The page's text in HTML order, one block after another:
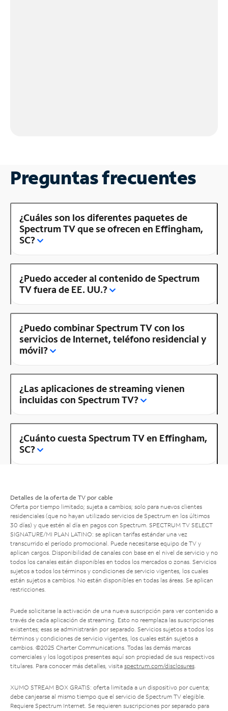
Preguntas frecuentes
¿Cuáles son los diferentes paquetes de
Spectrum TV que se ofrecen en Effingham,
SC?
¿Puedo acceder al contenido de Spectrum
TV fuera de EE. UU.?
¿Puedo combinar Spectrum TV con los
servicios de Internet, teléfono residencial y
móvil?
¿Las aplicaciones de streaming vienen
incluidas con Spectrum TV?
¿Cuánto cuesta Spectrum TV en Effingham,
SC?
Detalles de la oferta de TV por cable
Oferta por tiempo limitado; sujeta a cambios; solo para nuevos clientes
residenciales (que no hayan utilizado servicios de Spectrum en los últimos
30 días) y que estén al día en pagos con Spectrum. SPECTRUM TV SELECT
SIGNATURE/MI PLAN LATINO: se aplican tarifas estándar una vez
transcurrido el período promocional. Puede necesitarse equipo de TV y
aplican cargos. Disponibilidad de canales con base en el nivel de servicio y no
todos los canales están disponibles en todos los mercados o zonas. Servicios
sujetos a todos los términos y condiciones de servicio vigentes, los cuales
están sujetos a cambios. No están disponibles en todas las áreas. Se aplican
restricciones.
Puede solicitarse la activación de una nueva suscripción para ver contenido a
través de cada aplicación de streaming. Esto no reemplaza las suscripciones
existentes; esas se administrarán por separado. Servicios sujetos a todos los
términos y condiciones de servicio vigentes, los cuales están sujetos a
cambios. ©2025 Charter Communications. Todas las demás marcas
comerciales y los logotipos presentes aquí son propiedad de sus respectivos
titulares. Para conocer más detalles, visita spectrum.com/disclosures.
XUMO STREAM BOX GRATIS: oferta limitada a un dispositivo por cuenta;
debe canjearse al mismo tiempo que el servicio de Spectrum TV elegible.
Requiere Spectrum Internet. Se requieren suscripciones por separado para